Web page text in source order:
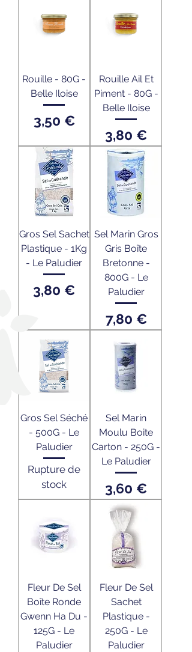
Rouille - 80G -
Belle Iloise
Prix
3,50 €
Rouille Ail Et
Piment - 80G -
Belle Iloise
Prix
3,80 €
Gros Sel Sachet
Plastique - 1Kg
- Le Paludier
Prix
3,80 €
Sel Marin Gros
Gris Boîte
Bretonne -
800G - Le
Paludier
Prix
7,80 €
Gros Sel Séché
- 500G - Le
Paludier
Rupture de
stock
Sel Marin
Moulu Boite
Carton - 250G -
Le Paludier
Prix
3,60 €
Fleur De Sel
Boîte Ronde
Gwenn Ha Du -
125G - Le
Paludier
Fleur De Sel
Sachet
Plastique -
250G - Le
Paludier